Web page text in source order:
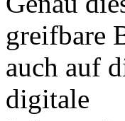
greifbare
auch auf
digitale